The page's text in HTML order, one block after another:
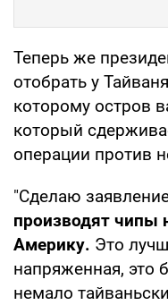
Теперь же
отобрать у
которому остров
который
операции против
"Сделаю
производят чипы
Америку. Это
напряженная, это
немало